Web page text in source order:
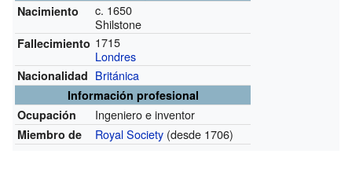
Nacimiento
c. 1650
Shilstone
Fallecimiento 1715
Londres
Nacionalidad Británica
Información profesional
Ocupación
Ingeniero e inventor
Miembro de Royal Society (desde 1706)